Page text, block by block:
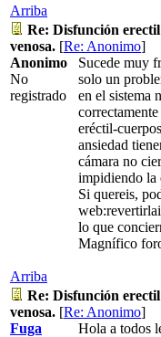
Arriba
Re: Disfunción
venosa. [Re: Anonimo]
Anonimo
No
registrado
Sucede muy
solo un
en el sistema
eréctil-
ansiedad
cámara no
impidiendo la
Si quereis,
lo que
Magnífico
Arriba
Re: Disfunción
venosa. [Re: Anonimo]
Fuga
Hola a todos